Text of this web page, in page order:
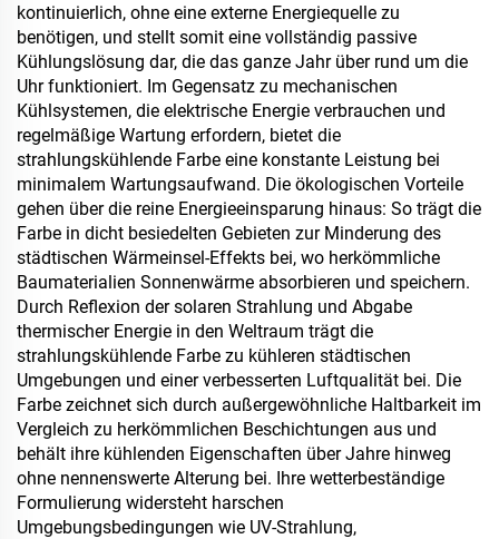
kontinuierlich, ohne eine externe Energiequelle zu
benötigen, und stellt somit eine vollständig passive
Kühlungslösung dar, die das ganze Jahr über rund um die
Uhr funktioniert. Im Gegensatz zu mechanischen
Kühlsystemen, die elektrische Energie verbrauchen und
regelmäßige Wartung erfordern, bietet die
strahlungskühlende Farbe eine konstante Leistung bei
minimalem Wartungsaufwand. Die ökologischen Vorteile
gehen über die reine Energieeinsparung hinaus: So trägt die
Farbe in dicht besiedelten Gebieten zur Minderung des
städtischen Wärmeinsel-Effekts bei, wo herkömmliche
Baumaterialien Sonnenwärme absorbieren und speichern.
Durch Reflexion der solaren Strahlung und Abgabe
thermischer Energie in den Weltraum trägt die
strahlungskühlende Farbe zu kühleren städtischen
Umgebungen und einer verbesserten Luftqualität bei. Die
Farbe zeichnet sich durch außergewöhnliche Haltbarkeit im
Vergleich zu herkömmlichen Beschichtungen aus und
behält ihre kühlenden Eigenschaften über Jahre hinweg
ohne nennenswerte Alterung bei. Ihre wetterbeständige
Formulierung widersteht harschen
Umgebungsbedingungen wie UV-Strahlung,